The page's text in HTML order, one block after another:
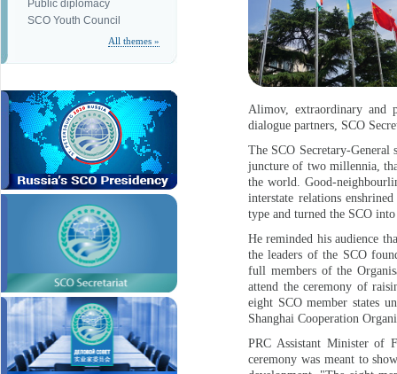
Public diplomacy
SCO Youth Council
All themes »
Alimov, extraordinary and
dialogue partners, SCO
The SCO Secretary-
juncture of two millennia,
the world. Good-
interstate relations
type and turned the SCO
He reminded his audience
the leaders of the SCO
full members of the
attend the ceremony of
eight SCO member states
Shanghai Cooperation
PRC Assistant Minister of
ceremony was meant to